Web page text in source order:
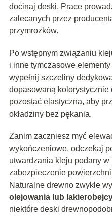
docinaj deski. Prace
zalecanych przez
przymrozków.
Po wstępnym związaniu
i inne tymczasowe
wypełnij szczeliny
dopasowaną kolorystycznie
pozostać elastyczna, aby
okładziny bez pękania.
Zanim zaczniesz myć
wykończeniowe, odczekaj
utwardzania kleju podany
zabezpieczenie
Naturalne drewno zwykle
olejowania lub
niektóre deski